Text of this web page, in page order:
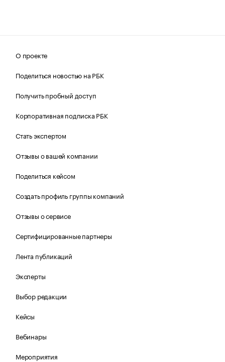
О проекте
Поделиться новостью на РБК
Получить пробный доступ
Корпоративная подписка РБК
Стать экспертом
Отзывы о вашей компании
Поделиться кейсом
Создать профиль группы компаний
Отзывы о сервисе
Сертифицированные партнеры
Лента публикаций
Эксперты
Выбор редакции
Кейсы
Вебинары
Мероприятия